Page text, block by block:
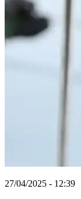
27/04/2025 - 12:39